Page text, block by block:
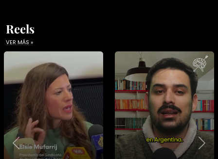
Reels
VER MÁS »
Previous